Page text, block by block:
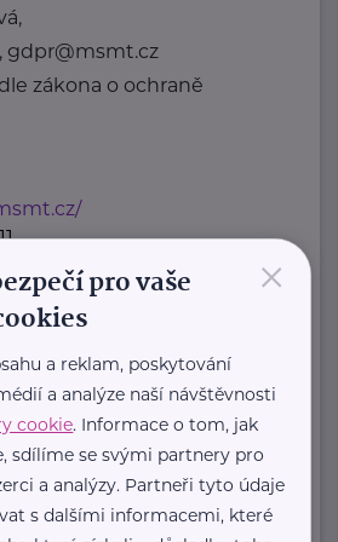
gdpr@msmt.cz
zákona o ochraně
s odvahou
jejímž
duševní
×
pro vaše
a reklam, poskytování
a analýze naší návštěvnosti
cookie. Informace o tom, jak
sdílíme se svými partnery pro
a analýzy. Partneři tyto údaje
s dalšími informacemi, které